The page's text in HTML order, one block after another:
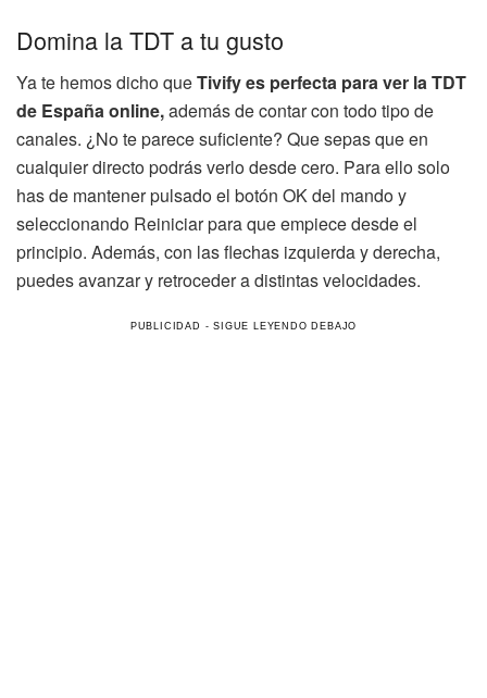
Domina la TDT a tu gusto
Ya te hemos dicho queTivify es perfecta para ver la TDT
de España online,además de contar con todo tipo de
canales. ¿No te parece suficiente? Que sepas que en
cualquier directo podrás verlo desde cero. Para ello solo
has de mantener pulsado el botón OK del mando y
seleccionando Reiniciar para que empiece desde el
principio. Además, con las flechas izquierda y derecha,
puedes avanzar y retroceder a distintas velocidades.